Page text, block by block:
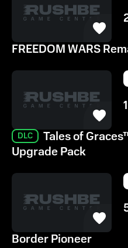
FREEDOM WARS
DLC
Tales of
Upgrade Pack
Border Pioneer